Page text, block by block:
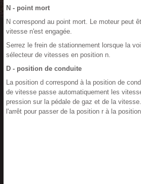
N - point mort
N correspond au point mort. Le moteur peut
vitesse n'est engagée.
Serrez le frein de stationnement lorsque la
sélecteur de vitesses en position n.
D - position de conduite
La position d correspond à la position de
de vitesse passe automatiquement les
pression sur la pédale de gaz et de la
l'arrêt pour passer de la position r à la